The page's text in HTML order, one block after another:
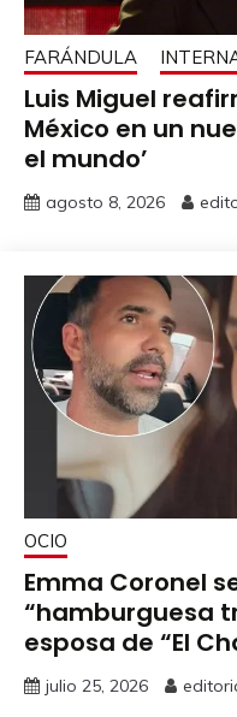
FARÁNDULA
Luis Miguel
México en un
el mundo’
agosto 8, 2026
OCIO
Emma Coronel
“hamburguesa
esposa de “El
julio 25, 2026